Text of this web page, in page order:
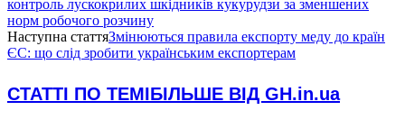
контроль лускокрилих шкідників кукурудзи за зменшених
норм робочого розчину
Наступна статтяЗмінюються правила експорту меду до країн
ЄС: що слід зробити українським експортерам
СТАТТІ ПО ТЕМІБІЛЬШЕ ВІД GH.in.ua